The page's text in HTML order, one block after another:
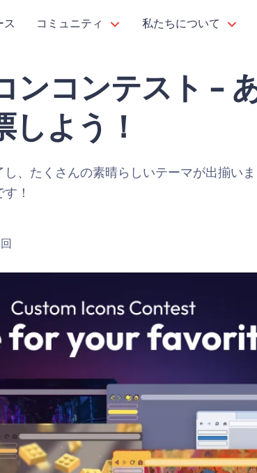
ス コミュニティ 私たちについて
ンコンテスト –
よう！
、たくさんの素晴らしいテーマが出揃い
！